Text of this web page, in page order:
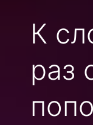
К
раз